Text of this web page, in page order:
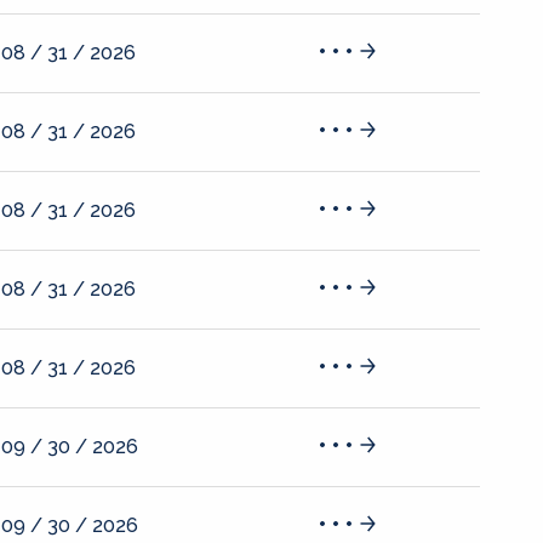
08 / 31 / 2026
08 / 31 / 2026
08 / 31 / 2026
08 / 31 / 2026
08 / 31 / 2026
09 / 30 / 2026
09 / 30 / 2026